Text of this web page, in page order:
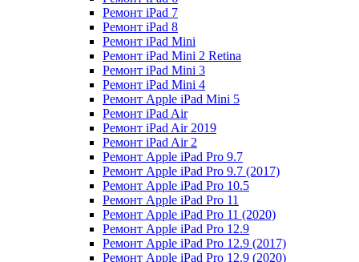
Ремонт iPad 7
Ремонт iPad 8
Ремонт iPad Mini
Ремонт iPad Mini 2 Retina
Ремонт iPad Mini 3
Ремонт iPad Mini 4
Ремонт Apple iPad Mini 5
Ремонт iPad Air
Ремонт iPad Air 2019
Ремонт iPad Air 2
Ремонт Apple iPad Pro 9.7
Ремонт Apple iPad Pro 9.7 (2017)
Ремонт Apple iPad Pro 10.5
Ремонт Apple iPad Pro 11
Ремонт Apple iPad Pro 11 (2020)
Ремонт Apple iPad Pro 12.9
Ремонт Apple iPad Pro 12.9 (2017)
Ремонт Apple iPad Pro 12.9 (2020)